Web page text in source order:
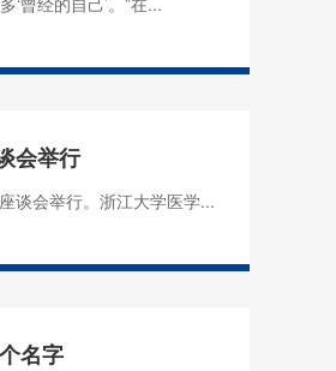
会举行
谈会举行。浙江大学医学...
名字